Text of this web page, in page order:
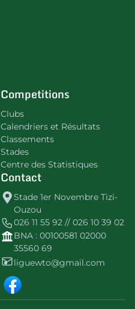
Competitions
Clubs
Calendriers et Résultats
Classements
Stades
Centre des Statistiques
Contact
Stade 1er Novembre Tizi-
Ouzou
026 11 55 92 // 026 10 39 02
BNA : 00100581 02000
35560 69
liguewto@gmail.com